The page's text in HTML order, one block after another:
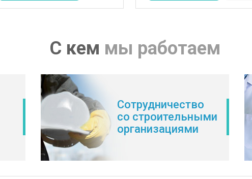
С кем мы работаем
Сотрудничество
со строительными
организациями